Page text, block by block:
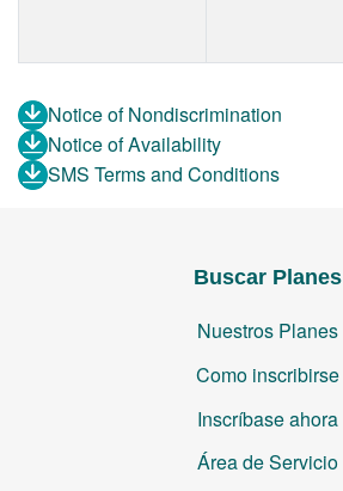
Notice of Nondiscrimination
Notice of Availability
SMS Terms and Conditions
Buscar Planes
Nuestros Planes
Como inscribirse
Inscríbase ahora
Área de Servicio